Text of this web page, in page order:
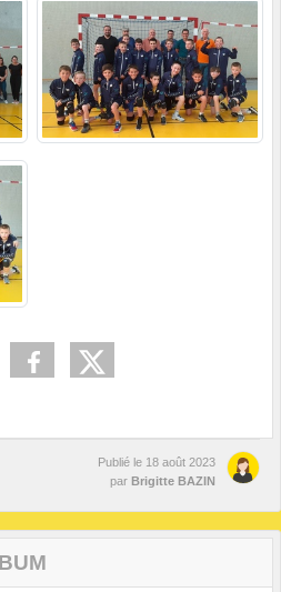
Publié le 18 août 2023
par Brigitte BAZIN